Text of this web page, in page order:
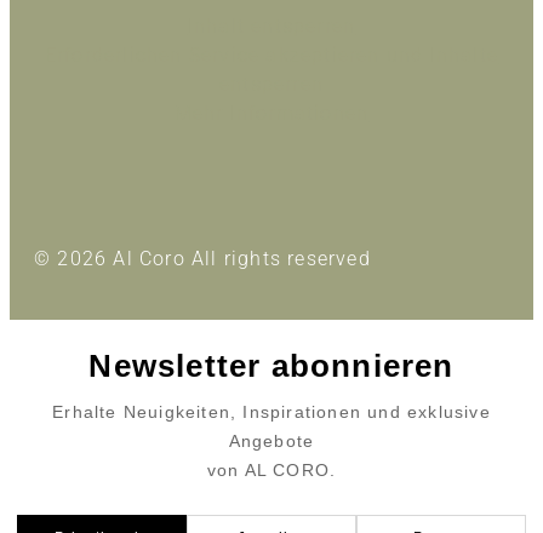
© 2026 Al Coro All rights reserved
Newsletter abonnieren
Erhalte Neuigkeiten, Inspirationen und exklusive
Angebote
von AL CORO.